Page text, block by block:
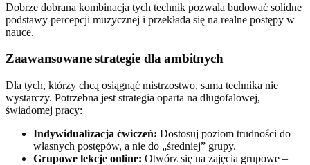
Dobrze dobrana kombinacja tych technik pozwala budować solidne
podstawy percepcji muzycznej i przekłada się na realne postępy w
nauce.
Zaawansowane strategie dla ambitnych
Dla tych, którzy chcą osiągnąć mistrzostwo, sama technika nie
wystarczy. Potrzebna jest strategia oparta na długofalowej,
świadomej pracy:
Indywidualizacja ćwiczeń: Dostosuj poziom trudności do
własnych postępów, a nie do „średniej” grupy.
Grupowe lekcje online: Otwórz się na zajęcia grupowe –